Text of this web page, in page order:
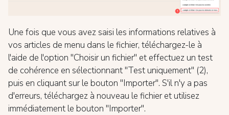
Une fois que vous avez saisi les informations relatives à
vos articles de menu dans le fichier, téléchargez-le à
l'aide de l'option "Choisir un fichier" et effectuez un test
de cohérence en sélectionnant "Test uniquement" (2),
puis en cliquant sur le bouton "Importer". S'il n'y a pas
d'erreurs, téléchargez à nouveau le fichier et utilisez
immédiatement le bouton "Importer".